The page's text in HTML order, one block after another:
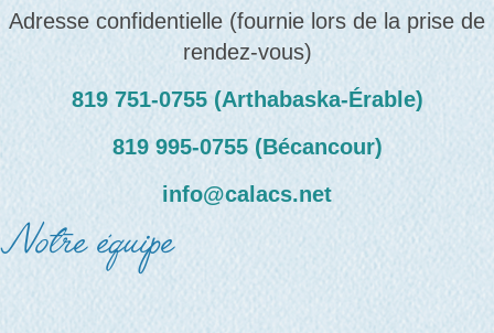
Adresse confidentielle (fournie lors de la prise de
rendez-vous)
819 751‑0755 (Arthabaska-Érable)
819 995‑0755 (Bécancour)
info@calacs.net
Notre équipe